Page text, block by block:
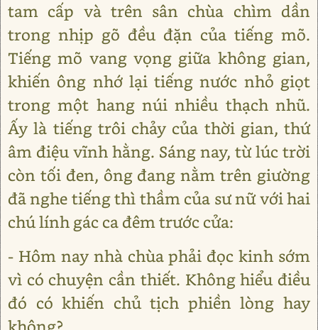
tam cấp và trên sân chùa chìm dần
trong nhịp gõ đều đặn của tiếng mõ.
Tiếng mõ vang vọng giữa không gian,
khiến ông nhớ lại tiếng nước nhỏ giọt
trong một hang núi nhiều thạch nhũ.
Ấy là tiếng trôi chảy của thời gian, thứ
âm điệu vĩnh hằng. Sáng nay, từ lúc trời
còn tối đen, ông đang nằm trên giường
đã nghe tiếng thì thầm của sư nữ với hai
chú lính gác ca đêm trước cửa:
- Hôm nay nhà chùa phải đọc kinh sớm
vì có chuyện cần thiết. Không hiểu điều
đó có khiến chủ tịch phiền lòng hay